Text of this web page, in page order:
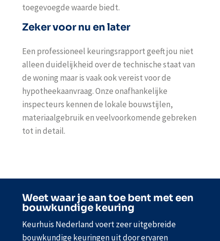
toegevoegde waarde biedt.
Zeker voor nu en later
Een professioneel keuringsrapport geeft jou niet
alleen duidelijkheid over de technische staat van
de woning maar is vaak ook vereist voor de
hypotheekaanvraag. Onze onafhankelijke
inspecteurs kennen de lokale bouwstijlen,
materiaalgebruik en veelvoorkomende gebreken
tot in detail.
Weet waar je aan toe bent met een
bouwkundige keuring
Keurhuis Nederland voert zeer uitgebreide
bouwkundige keuringen uit door ervaren